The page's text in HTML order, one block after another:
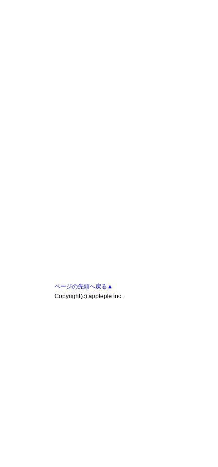
ページの先頭へ戻る▲
Copyright(c) appleple inc.